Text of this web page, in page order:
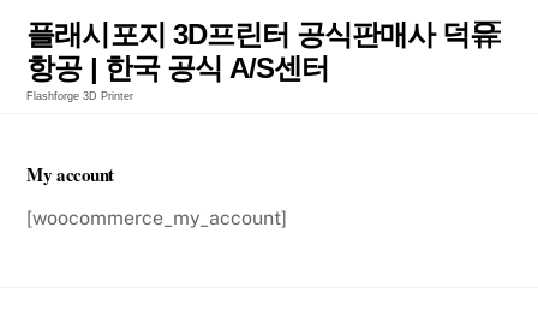
content
플래시포지 3D프린터 공식판매사 덕유
항공 | 한국 공식 A/S센터
Flashforge 3D Printer
My account
[woocommerce_my_account]